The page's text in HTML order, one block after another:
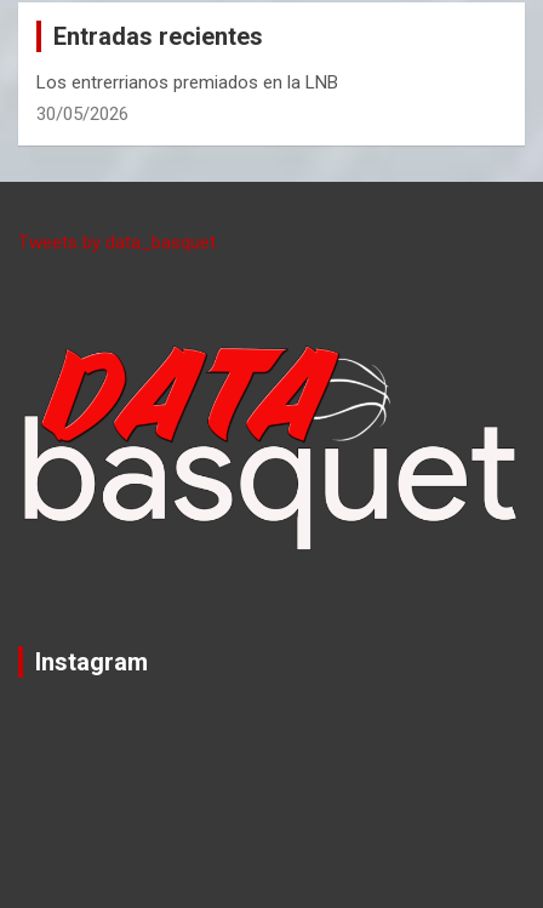
Entradas recientes
Los entrerrianos premiados en la LNB
30/05/2026
Tweets by data_basquet
Instagram